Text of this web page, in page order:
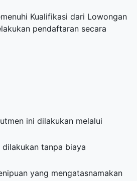
Kualifikasi dari Lowongan
pendaftaran secara
ini dilakukan melalui
tanpa biaya
yang mengatasnamakan